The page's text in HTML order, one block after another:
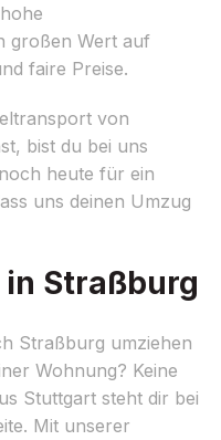
großen Wert auf
faire Preise.
von
bist du bei uns
heute für ein
uns deinen Umzug
Straßburg
Straßburg umziehen
Wohnung? Keine
Stuttgart steht dir bei
Mit unserer